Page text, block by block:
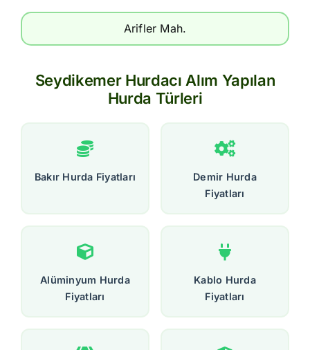
Arifler Mah.
Seydikemer Hurdacı Alım Yapılan
Hurda Türleri
Bakır Hurda Fiyatları
Demir Hurda
Fiyatları
Alüminyum Hurda
Fiyatları
Kablo Hurda
Fiyatları